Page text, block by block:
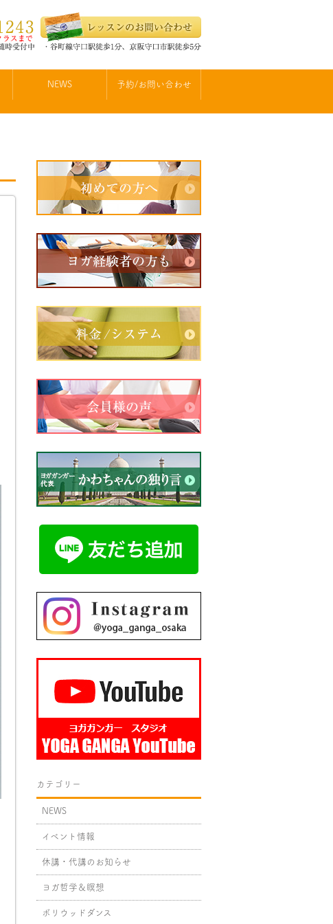
NEWS 予約/お問い合わせ
カテゴリー
NEWS
イベント情報
休講・代講のお知らせ
ヨガ哲学＆瞑想
ボリウッドダンス